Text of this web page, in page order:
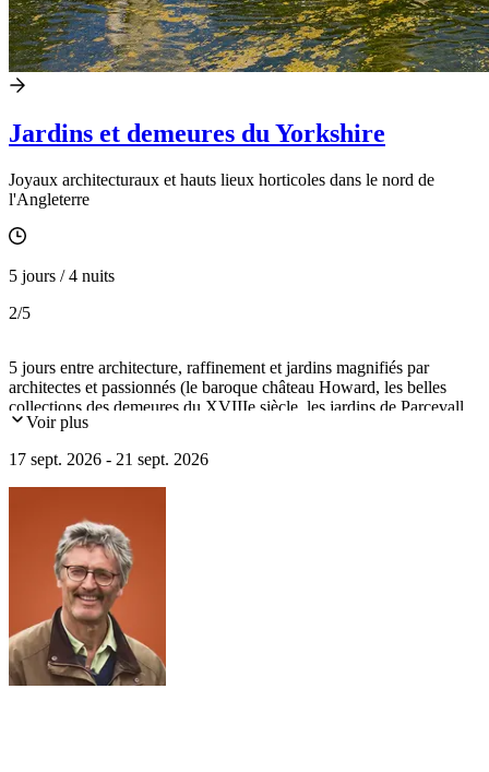
Jardins et demeures du Yorkshire
Joyaux architecturaux et hauts lieux horticoles dans le nord de
l'Angleterre
5 jours / 4 nuits
2/5
5 jours entre architecture, raffinement et jardins magnifiés par
architectes et passionnés (le baroque château Howard, les belles
collections des demeures du XVIIIe siècle, les jardins de Parcevall
Hall au cœur du parc national des Dales, York la médiévale et sa
Voir plus
17 sept. 2026 - 21 sept. 2026